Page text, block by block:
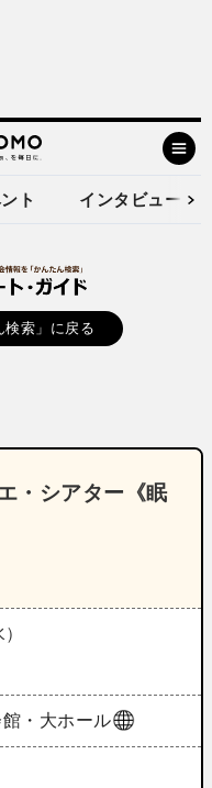
ト インタビュー
索」に戻る
・シアター《眠
・大ホール